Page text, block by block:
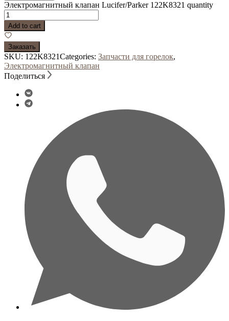
Электромагнитный клапан Lucifer/Parker 122K8321 quantity
Add to cart
Заказать
SKU: 122K8321Categories: Запчасти для горелок,
Электромагнитный клапан
Поделиться